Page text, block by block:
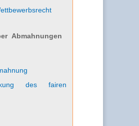
Abmahnungen
des fairen